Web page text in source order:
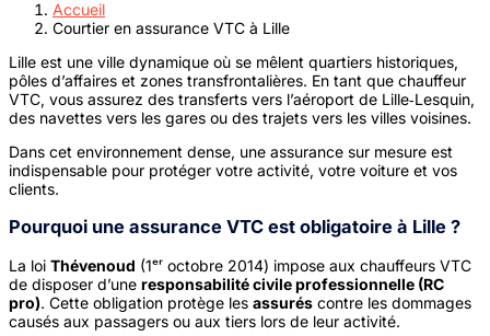
Accueil
Courtier en assurance VTC à Lille
Lille est une ville dynamique où se mêlent quartiers historiques,
pôles d’affaires et zones transfrontalières. En tant que chauffeur
VTC, vous assurez des transferts vers l’aéroport de Lille‑Lesquin,
des navettes vers les gares ou des trajets vers les villes voisines.
Dans cet environnement dense, une assurance sur mesure est
indispensable pour protéger votre activité, votre voiture et vos
clients.
Pourquoi une assurance VTC est obligatoire à Lille ?
La loi Thévenoud (1ᵉʳ octobre 2014) impose aux chauffeurs VTC
de disposer d’une responsabilité civile professionnelle (RC
pro). Cette obligation protège les assurés contre les dommages
causés aux passagers ou aux tiers lors de leur activité.